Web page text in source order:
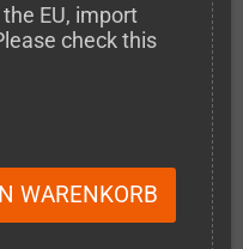
EU, import
check this
WARENKORB